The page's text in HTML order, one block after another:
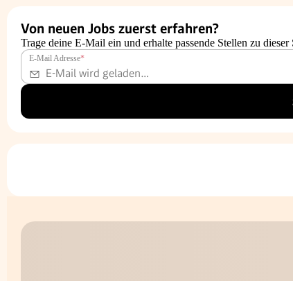
Von neuen Jobs zuerst erfahren?
Trage deine E-Mail ein und erhalte passende Stellen zu dieser
E-Mail Adresse*